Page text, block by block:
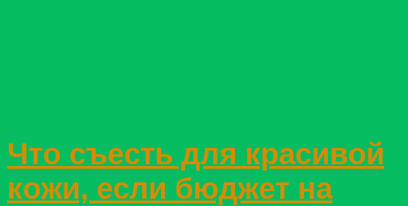
Что съесть для красивой
кожи, если бюджет на